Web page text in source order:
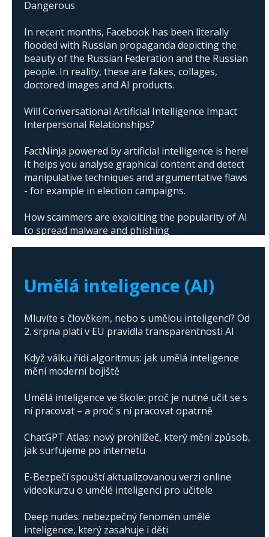
Dangerous
In recent months, Facebook has been literally
flooded with Russian propaganda depicting the
beauty of the Russian Federation and the Russian
people. In reality, these are fakes, collages,
doctored images and AI products.
Will Conversational Artificial Intelligence Impact
Interpersonal Relationships?
FactNinja powered by artificial intelligence is here!
It helps you analyse graphical content and detect
manipulative techniques and argumentative flaws
- for example in election campaigns.
How scammers are exploiting the popularity of AI
to spread malware and phishing
Umělá inteligence (AI)
Mluvíte s člověkem, nebo s umělou inteligencí? Od
2. srpna platí v EU pravidla transparentnosti AI
Když válku řídí algoritmus: jak umělá inteligence
mění moderní bojiště
Umělá inteligence ve škole: proč je nutné učit se s
ní pracovat – a proč s ní pracovat opatrně
ChatGPT Atlas: nový prohlížeč, který mění způsob,
jak surfujeme po internetu
E-Bezpečí spouští aktualizovanou verzi online
videokurzu o umělé inteligenci pro učitele
Deep nudes: nebezpečný fenomén umělé
inteligence, který zasahuje i děti